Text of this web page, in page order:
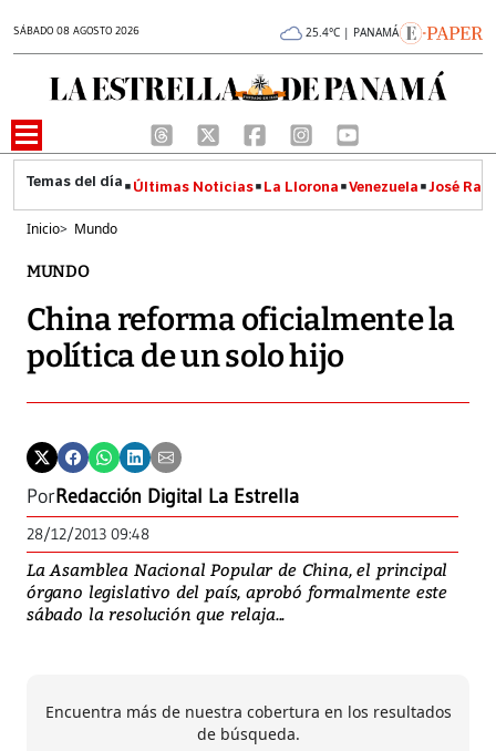
SÁBADO 08 AGOSTO 2026 25.4°C | PANAMÁ
Últimas Noticias La Llorona Venezuela José
Inicio> Mundo
MUNDO
China reforma oficialmente la
política de un solo hijo
PorRedacción Digital La Estrella
28/12/2013 09:48
La Asamblea Nacional Popular de China, el principal
órgano legislativo del país, aprobó formalmente este
sábado la resolución que relaja...
Encuentra más de nuestra cobertura en los resultados
de búsqueda.